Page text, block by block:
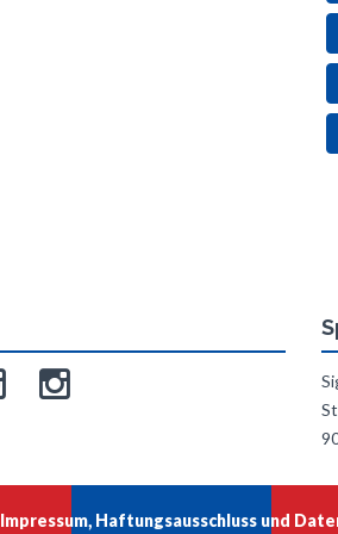
Impressum, Haftungsausschluss und